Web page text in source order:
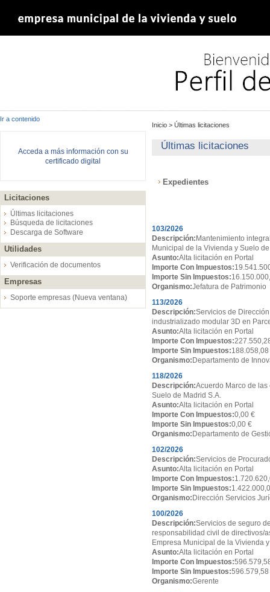
Ir a contenido
Acceda a más información con su
certificado digital
Licitaciones
Últimas licitaciones
Búsqueda de licitaciones
Descarga de Software
Utilidades
Verificación de documentos
Empresas
Soporte empresas (Nueva ventana)
Inicio > Últimas licitaciones
Últimas licitaciones
Expedientes
103/2026
Descripción: Mantenimiento
Municipal de la Vivienda y Suelo
Asunto:Alta licitación en Portal
Importe Con Impuestos:
Importe Sin Impuestos:
Organismo:Jefatura de Patrimonio
113/2026
Descripción:Servicios de
industrializado modular 3D en
Asunto:Alta licitación en Portal
Importe Con Impuestos:
Importe Sin Impuestos:188.058,08
Organismo: Departamento de
118/2026
Descripción:Acuerdo Marco de
Suelo de Madrid S.A.
Asunto:Alta licitación en Portal
Importe Con Impuestos:0,00 €
Importe Sin Impuestos:0,00 €
Organismo: Departamento de
102/2026
Descripción:Servicios de
Asunto:Alta licitación en Portal
Importe Con Impuestos:
Importe Sin Impuestos:
Organismo: Dirección Servicios
100/2026
Descripción:Servicios de seguro
responsabilidad civil de directivos/
Empresa Municipal de la Vivienda
Asunto:Alta licitación en Portal
Importe Con Impuestos:
Importe Sin Impuestos:596.579,58
Organismo:Gerente